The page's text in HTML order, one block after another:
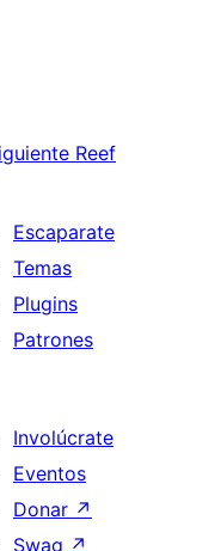
Reef
Escaparate
Temas
Plugins
Patrones
Involúcrate
Eventos
Donar ↗
Swag ↗